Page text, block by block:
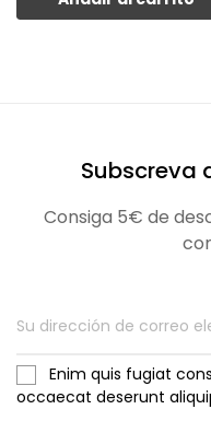
Subscreva
Consiga 5€ de
Enim quis fugiat
occaecat deserunt